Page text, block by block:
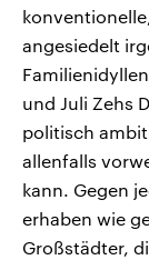
angesiedelt
und Juli Zehs
politisch
allenfalls
kann. Gegen
erhaben wie
Großstädter,